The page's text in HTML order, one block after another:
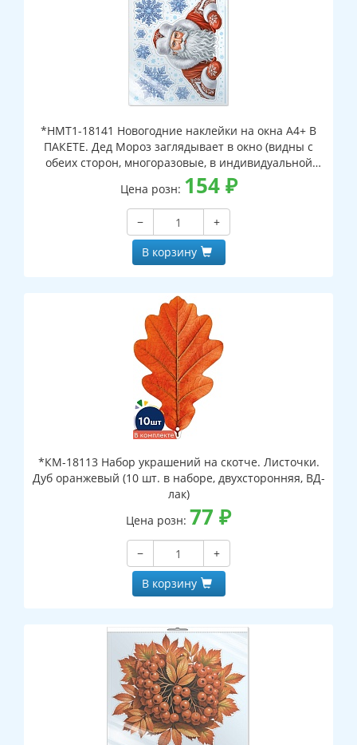
*НМТ1-18141 Новогодние наклейки на окна А4+ В
ПАКЕТЕ. Дед Мороз заглядывает в окно (видны с
обеих сторон, многоразовые, в индивидуальной
упаковке, с европодвесом и клеевым клапаном)
Цена розн: 154₽
−
+
В корзину
*КМ-18113 Набор украшений на скотче. Листочки.
Дуб оранжевый (10 шт. в наборе, двухсторонняя, ВД-
лак)
Цена розн: 77 ₽
−
+
В корзину